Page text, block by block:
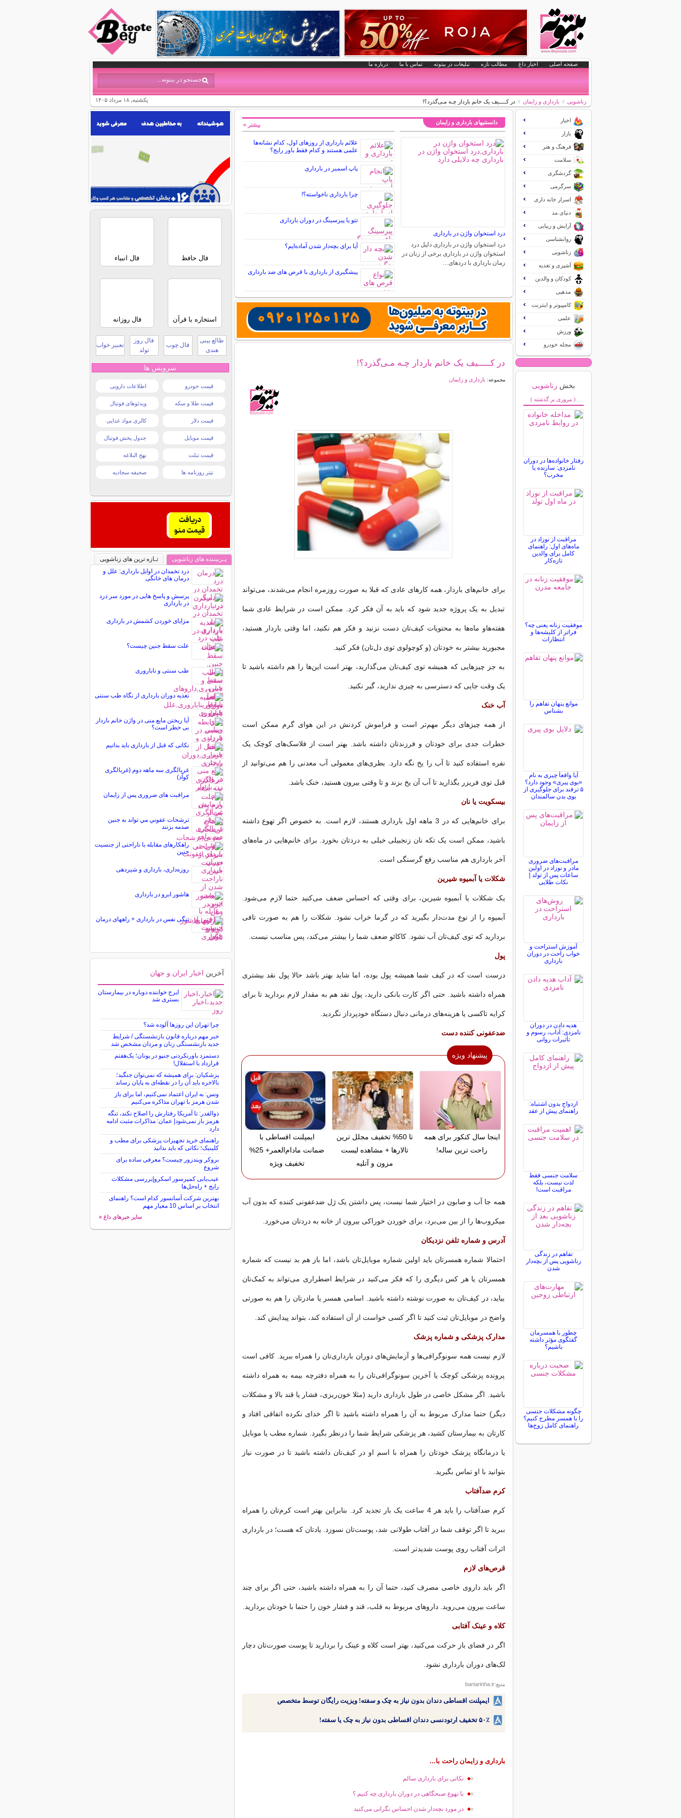
صفحه اصلی اخبار داغ مطالب تازه تبلیغات در بیتوته تماس با ما درباره ما
یکشنبه, ۱۸ مرداد ۱۴۰۵ زناشویی بارداری و زایمان در کـــــیف یک خانم باردار چـه مـی‌گذرد؟!
دانستنیهای بارداری و زایمان
درد استخوان واژن در بارداری
درد استخوان واژن در بارداری دلیل درد
استخوان واژن در بارداری برخی از زنان در
زمان بارداری با دردهای…
علائم بارداری از روزهای اول، کدام نشانه‌ها
علمی هستند و کدام فقط باور رایج؟
پاپ اسمیر در بارداری
چرا بارداری ناخواسته؟!
تتو یا پیرسینگ در دوران بارداری
آیا برای بچه‌دار شدن آماده‌ایم؟
پیشگیری از بارداری با قرص های ضد بارداری
بیشتر »
در کـــــیف یک خانم باردار چـه مـی‌گذرد؟!
مجموعه: بارداری و زایمان
برای خانم‌های باردار، همه کارهای عادی که قبلا به صورت روزمره انجام می‌شدند، می‌تواند
تبدیل به یک پروژه جدید شود که باید به آن فکر کرد. ممکن است در شرایط عادی شما
هفته‌هاو ماه‌ها به محتویات کیف‌تان دست نزنید و فکر هم نکنید، اما وقتی باردار هستید،
مجبورید بیشتر به خودتان (و کوچولوی توی دل‌تان) فکر کنید.
به جز چیزهایی که همیشه توی کیف‌تان می‌گذارید، بهتر است این‌ها را هم داشته باشید تا
یک وقت جایی که دسترسی به چیزی ندارید، گیر نکنید.
آب خنک
از همه چیزهای دیگر مهم‌تر است و فراموش کردنش در این هوای گرم ممکن است
خطرات جدی برای خودتان و فرزندتان داشته باشد. بهتر است از فلاسک‌های کوچک یک
نفره استفاده کنید تا آب را یخ نگه دارد. بطری‌های معمولی آب معدنی را هم می‌توانید از
قبل توی فریزر بگذارید تا آب آن یخ بزند و تا وقتی بیرون هستید، خنک باشد.
بیسکویت یا نان
برای خانم‌هایی که در 3 ماهه اول بارداری هستند، لازم است. به خصوص اگر تهوع داشته
باشید، ممکن است یک تکه نان زنجبیلی خیلی به دردتان بخورد. برای خانم‌هایی در ماه‌های
آخر بارداری هم مناسب رفع گرسنگی است.
شکلات یا آبمیوه شیرین
یک شکلات یا آبمیوه شیرین، برای وقتی که احساس ضعف می‌کنید حتما لازم می‌شود.
آبمیوه را از نوع مدت‌دار بگیرید که در گرما خراب نشود. شکلات را هم به صورت تافی
بردارید که توی کیف‌تان آب نشود. کاکائو ضعف شما را بیشتر می‌کند، پس مناسب نیست.
پول
درست است که در کیف شما همیشه پول بوده، اما شاید بهتر باشد حالا پول نقد بیشتری
همراه داشته باشید. حتی اگر کارت بانکی دارید، پول نقد هم به مقدار لازم بردارید تا برای
کرایه تاکسی یا هزینه‌های درمانی دنبال دستگاه خودپرداز نگردید.
ضدعفونی کننده دست
پیشنهاد ویژه
اینجا سال کنکور برای همه
راحت ترین ساله!
تا 50% تخفیف مجلل ترین
تالارها + مشاهده لیست
مزون و آتلیه
ایمپلنت اقساطی با
ضمانت مادام‌العمر+ 25%
تخفیف ویژه
همه جا آب و صابون در اختیار شما نیست، پس داشتن یک ژل ضدعفونی کننده که بدون آب
میکروب‌ها را از بین می‌برد، برای خوردن خوراکی بیرون از خانه به دردتان می‌خورد.
آدرس و شماره تلفن نزدیکان
احتمالا شماره همسرتان باید اولین شماره موبایل‌تان باشد، اما باز هم بد نیست که شماره
همسرتان یا هر کس دیگری را که فکر می‌کنید در شرایط اضطراری می‌تواند به کمک‌تان
بیاید، در کیف‌تان به صورت نوشته داشته باشید. اسامی همسر یا مادرتان را هم به صورتی
واضح در موبایل‌تان ثبت کنید تا اگر کسی خواست از آن استفاده کند، بتواند پیدایش کند.
مدارک پزشکی و شماره پزشک
لازم نیست همه سونوگرافی‌ها و آزمایش‌های دوران بارداری‌تان را همراه ببرید. کافی است
پرونده پزشکی کوچک یا آخرین سونوگرافی‌تان را به همراه دفترچه بیمه به همراه داشته
باشید. اگر مشکل خاصی در طول بارداری دارید (مثلا خون‌ریزی، فشار یا قند بالا و مشکلات
دیگر) حتما مدارک مربوط به آن را همراه داشته باشید تا اگر خدای نکرده اتفاقی افتاد و
کارتان به بیمارستان کشید، هر پزشکی شرایط شما را درنظر بگیرد. شماره مطب یا موبایل
یا درمانگاه پزشک خودتان را همراه با اسم او در کیف‌تان داشته باشید تا در صورت نیاز
بتوانید با او تماس بگیرید.
کرم ضدآفتاب
کرم ضدآفتاب را باید هر 4 ساعت یک بار تجدید کرد. بنابراین بهتر است کرم‌تان را همراه
ببرید تا اگر توقف شما در آفتاب طولانی شد، پوست‌تان نسوزد. یادتان که هست؛ در بارداری
اثرات آفتاب روی پوست شدیدتر است.
قرص‌های لازم
اگر باید داروی خاصی مصرف کنید، حتما آن را به همراه داشته باشید، حتی اگر برای چند
ساعت بیرون می‌روید. داروهای مربوط به قلب، قند و فشار خون را حتما با خودتان بردارید.
کلاه و عینک آفتابی
اگر در فضای باز حرکت می‌کنید، بهتر است کلاه و عینک را بردارید تا پوست صورت‌تان دچار
لک‌های دوران بارداری نشود.
منبع:bartarinha.ir
ایمپلنت اقساطی دندان بدون نیاز به چک و سفته! ویزیت رایگان توسط متخصص
۵۰٪ تخفیف ارتودنسی دندان اقساطی بدون نیاز به چک یا سفته!
بارداری و زایمان راحت با...
نکاتی برای بارداری سالم
با تهوع صبحگاهی در دوران بارداری چه کنیم ؟
در مورد بچه‌دار شدن احساس نگرانی می‌کنید
اخبار
بازار
فرهنگ و هنر
سلامت
گردشگری
سرگرمی
اسرار خانه داری
دنیای مد
آرایش و زیبایی
روانشناسی
زناشویی
آشپزی و تغذیه
کودکان و والدین
مذهبی
کامپیوتر و اینترنت
علمی
ورزش
مجله خودرو
بخش زناشویی
( مروری بر گذشته )
رفتار خانواده‌ها در دوران
نامزدی: سازنده یا
مخرب؟
مراقبت از نوزاد در
ماه‌های اول: راهنمای
کامل برای والدین
تازه‌کار
موفقیت زنانه یعنی چه؟
فراتر از کلیشه‌ها و
انتظارات
موانع پنهان تفاهم را
بشناس
آیا واقعاً چیزی به نام
«بوی پیری» وجود دارد؟
۵ ترفند برای جلوگیری از
بوی بدن سالمندان
مراقبت‌های ضروری
مادر و نوزاد در اولین
ساعات پس از تولد |
نکات طلایی
آموزش استراحت و
خواب راحت در دوران
بارداری
هدیه دادن در دوران
نامزدی: آداب، رسوم و
تأثیرات روانی
ازدواج بدون اشتباه:
راهنمای پیش از عقد
سلامت جنسی فقط
لذت نیست، بلکه
مراقبت است!
تفاهم در زندگی
زناشویی پس از بچه‌دار
شدن
چطور با همسرمان
گفتگوی مؤثر داشته
باشیم؟
چگونه مشکلات جنسی
را با همسر مطرح کنیم؟
راهنمای کامل زوج‌ها
فال حافظ فال انبیاء
استخاره با قرآن فال روزانه
طالع بینی
هندی
فال چوب
فال روز
تولد
تعبیر خواب
سرویس ها
قیمت خودرو اطلاعات دارویی
قیمت طلا و سکه ویدئوهای فوتبال
قیمت دلار کالری مواد غذایی
قیمت موبایل جدول پخش فوتبال
قیمت تبلت نهج البلاغه
تیتر روزنامه ها صحیفه سجادیه
پـربیننده های زناشویی
تـازه ترین های زناشویی
درد تخمدان در اوایل بارداری: علل و
درمان های خانگی
پرسش و پاسخ هایی در مورد سر درد
در بارداری
مزایای خوردن کشمش در بارداری
علت سقط جنین چیست؟
طب سنتی و ناباروری
تغذیه دوران بارداری از نگاه طب سنتی
آیا ریختن مایع منی در واژن خانم باردار
بی خطر است؟
نکاتی که قبل از بارداری باید بدانیم
غربالگری سه ماهه دوم (غربالگری
کوآد)
مراقبت های ضروری پس از زایمان
ترشحات عفوني مي تواند به جنين
صدمه بزنند
راهکارهای مقابله با ناراحتی از جنسیت
جنین
روزه‌داری، بارداری و شیردهی
هاشور ابرو در بارداری
تنگی نفس در بارداری + راههای درمان
آخرین اخبار ایران و جهان
ایرج خواننده دوباره در بیمارستان
بستری شد
چرا تهران این روزها آلوده شد؟
خبر مهم درباره قانون بازنشستگی / شرایط
جدید بازنشستگی زنان و مردان مشخص شد
دستمزد باورنکردنی جنپو در یونان؛ یک‌هفتم
قرارداد با استقلال!
پزشکیان: برای همیشه که نمی‌توان جنگید؛
بالاخره باید آن را در نقطه‌ای به پایان رساند
ونس: به ایران اعتماد نمی‌کنیم، اما برای باز
شدن هرمز با تهران مذاکره می‌کنیم
ذوالقدر: تا آمریکا رفتارش را اصلاح نکند، تنگه
هرمز باز نمی‌شود| عمان: مذاکرات مثبت ادامه
دارد
راهنمای خرید تجهیزات پزشکی برای مطب و
کلینیک؛ نکاتی که باید بدانید
بروکر ویندزور چیست؟ معرفی ساده برای
شروع
عیب‌یابی کمپرسور اسکرو|بررسی مشکلات
رایج + راه‌حل‌ها
بهترین شرکت آسانسور کدام است؟ راهنمای
انتخاب بر اساس 10 معیار مهم
سایر خبرهای داغ »